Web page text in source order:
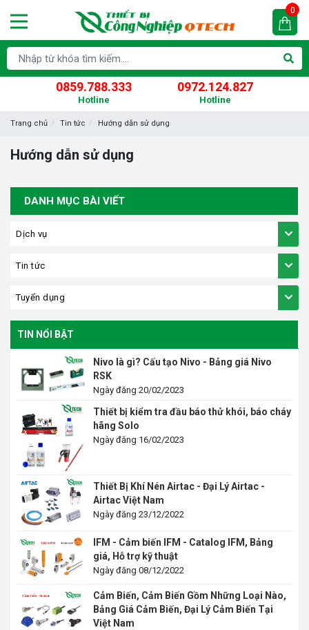
0859.788.333
Hotline
0972.124.827
Hotline
0
Trang chủ Tin tức Hướng dẫn sử dụng
Hướng dẫn sử dụng
DANH MỤC BÀI VIẾT
Dịch vụ
Tin tức
Tuyển dụng
TIN NỔI BẬT
Nivo là gì? Cấu tạo Nivo - Bảng giá Nivo
RSK
Ngày đăng 20/02/2023
Thiết bị kiểm tra đầu báo thử khói, báo cháy
hãng Solo
Ngày đăng 16/02/2023
Thiết Bị Khí Nén Airtac - Đại Lý Airtac -
Airtac Việt Nam
Ngày đăng 23/12/2022
IFM - Cảm biến IFM - Catalog IFM, Bảng
giá, Hỗ trợ kỹ thuật
Ngày đăng 08/12/2022
Cảm Biến, Cảm Biến Gồm Những Loại Nào,
Bảng Giá Cảm Biến, Đại Lý Cảm Biến Tại
Việt Nam